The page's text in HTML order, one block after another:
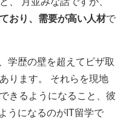
おり、需要が高い人材で
学歴の壁を超えてビザ取
ります。 それらを現地
きるようになること、彼
うになるのがIT留学で